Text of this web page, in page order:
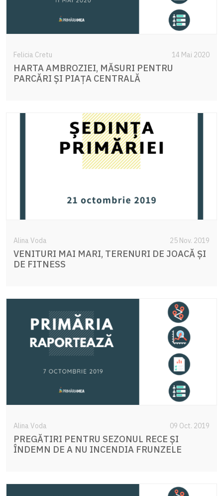
Felicia Cretu 14 Mai 2020
HARTA AMBROZIEI, MĂSURI PENTRU
PARCĂRI ȘI PIAȚA CENTRALĂ
Alina Voda 25 Nov. 2019
VENITURI MAI MARI, TERENURI DE JOACĂ ȘI
DE FITNESS
Alina Voda 09 Oct. 2019
PREGĂTIRI PENTRU SEZONUL RECE ȘI
ÎNDEMN DE A NU INCENDIA FRUNZELE